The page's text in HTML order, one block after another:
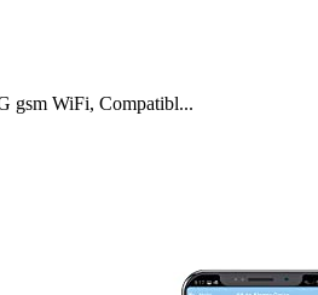
gsm WiFi, Compatibl...